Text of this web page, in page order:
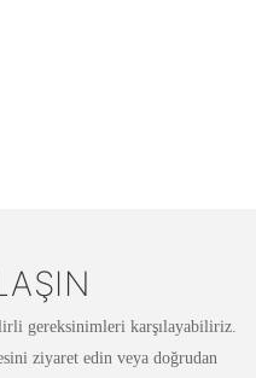
gereksinimleri karşılayabiliriz.
ziyaret edin veya doğrudan